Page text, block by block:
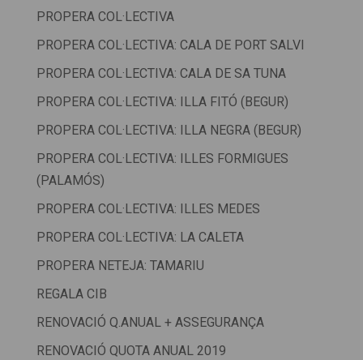
PROPERA COL·LECTIVA
PROPERA COL·LECTIVA: CALA DE PORT SALVI
PROPERA COL·LECTIVA: CALA DE SA TUNA
PROPERA COL·LECTIVA: ILLA FITÓ (BEGUR)
PROPERA COL·LECTIVA: ILLA NEGRA (BEGUR)
PROPERA COL·LECTIVA: ILLES FORMIGUES
(PALAMÓS)
PROPERA COL·LECTIVA: ILLES MEDES
PROPERA COL·LECTIVA: LA CALETA
PROPERA NETEJA: TAMARIU
REGALA CIB
RENOVACIÓ Q.ANUAL + ASSEGURANÇA
RENOVACIÓ QUOTA ANUAL 2019